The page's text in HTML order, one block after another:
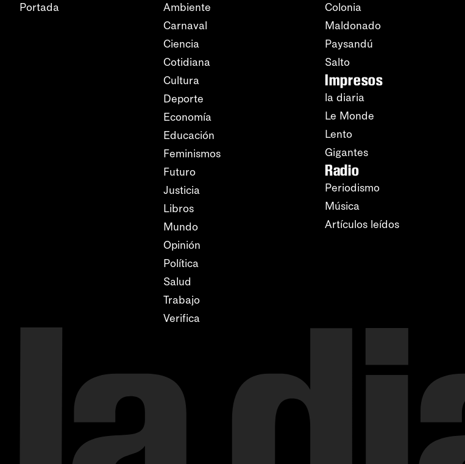
Portada
Ambiente
Carnaval
Ciencia
Cotidiana
Cultura
Deporte
Economía
Educación
Feminismos
Futuro
Justicia
Libros
Mundo
Opinión
Política
Salud
Trabajo
Verifica
Colonia
Maldonado
Paysandú
Salto
Impresos
la diaria
Le Monde
Lento
Gigantes
Radio
Periodismo
Música
Artículos leídos